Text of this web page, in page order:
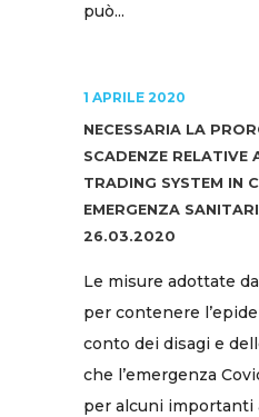
può...
1 APRILE 2020
NECESSARIA LA
SCADENZE RELATIVE
TRADING SYSTEM IN
EMERGENZA
26.03.2020
Le misure adottate
per contenere
conto dei disagi e
che l’emergenza
per alcuni importanti